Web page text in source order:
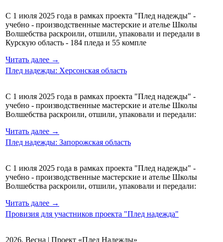
С 1 июля 2025 года в рамках проекта "Плед надежды" -
учебно - производственные мастерские и ателье Школы
Волшебства раскроили, отшили, упаковали и передали в
Курскую область - 184 пледа и 55 компле
Читать далее →
Плед надежды: Херсонская область
С 1 июля 2025 года в рамках проекта "Плед надежды" -
учебно - производственные мастерские и ателье Школы
Волшебства раскроили, отшили, упаковали и передали:
Читать далее →
Плед надежды: Запорожская область
С 1 июля 2025 года в рамках проекта "Плед надежды" -
учебно - производственные мастерские и ателье Школы
Волшебства раскроили, отшили, упаковали и передали:
Читать далее →
Провизия для участников проекта "Плед надежда"
2026, Весна | Проект «Плед Надежды»